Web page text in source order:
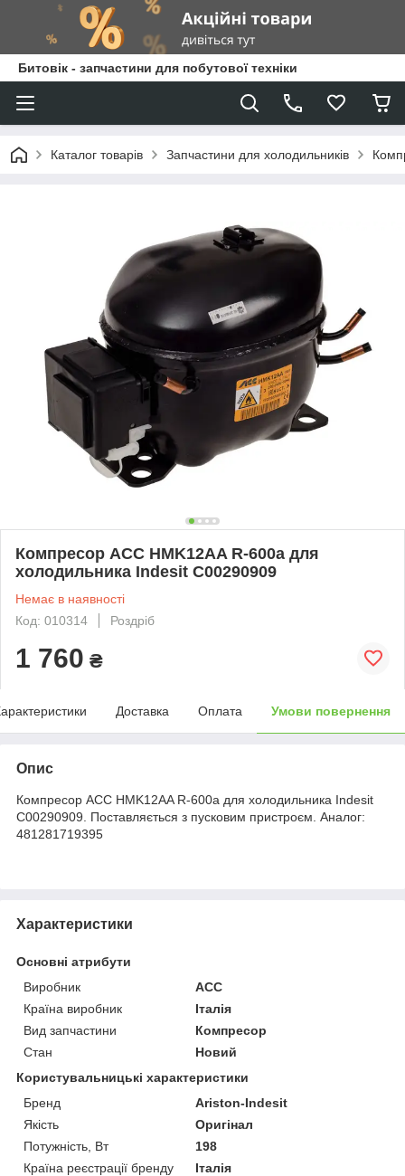
Битовік - запчастини для побутової техніки
Каталог товарів Запчастини для холодильників
Компресор ACC HMK12AA R-600a для
холодильника Indesit C00290909
Немає в наявності
Код: 010314
Роздріб
1 760 ₴
Доставка Оплата Умови повернення
Опис
Компресор ACC HMK12AA R-600a для холодильника Indesit
C00290909. Поставляється з пусковим пристроєм. Аналог:
481281719395
Характеристики
Основні атрибути
Виробник
ACC
Країна виробник
Італія
Вид запчастини
Компресор
Стан
Новий
Користувальницькі характеристики
Бренд
Ariston-Indesit
Якість
Оригінал
Потужність, Вт
198
Країна реєстрації бренду
Італія